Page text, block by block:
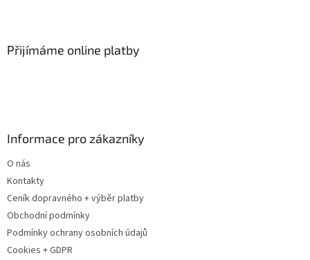
Přijímáme online platby
Informace pro zákazníky
O nás
Kontakty
Ceník dopravného + výběr platby
Obchodní podmínky
Podmínky ochrany osobních údajů
Cookies + GDPR